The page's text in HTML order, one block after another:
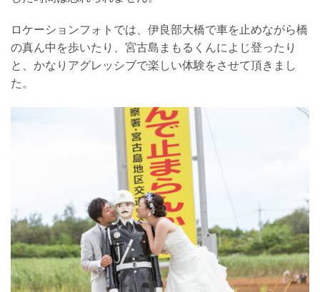
ロケーションフォトでは、伊良部大橋で車を止めながら橋
の真ん中を歩いたり、宮古島まもるくんによじ登ったり
と、かなりアグレッシブで楽しい体験をさせて頂きまし
た。